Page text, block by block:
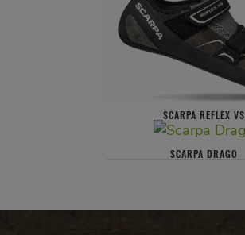
SCARPA REFLEX VS
SCARPA DRAGO